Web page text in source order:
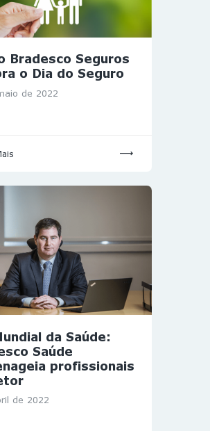
Bradesco Seguros
o Dia do Seguro
de 2022
da Saúde:
Saúde
profissionais
de 2022